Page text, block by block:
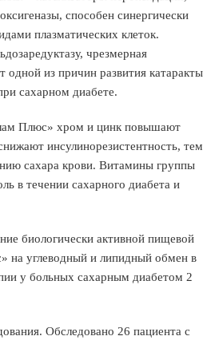
способен синергически
плазматических клеток.
чрезмерная
одной из причин развития катаракты
сахарном диабете.
Плюс» хром и цинк повышают
инсулинорезистентность, тем
сахара крови. Витамины группы
в течении сахарного диабета и
биологически активной пищевой
на углеводный и липидный обмен в
у больных сахарным диабетом 2
Обследовано 26 пациента с